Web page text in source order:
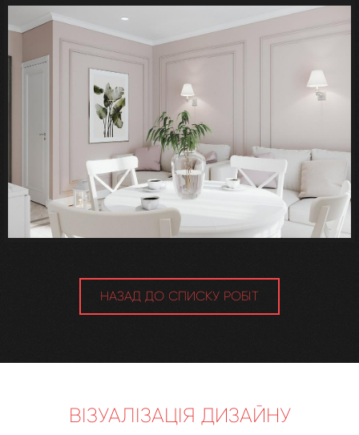
НАЗАД ДО СПИСКУ РОБІТ
ВІЗУАЛІЗАЦІЯ ДИЗАЙНУ